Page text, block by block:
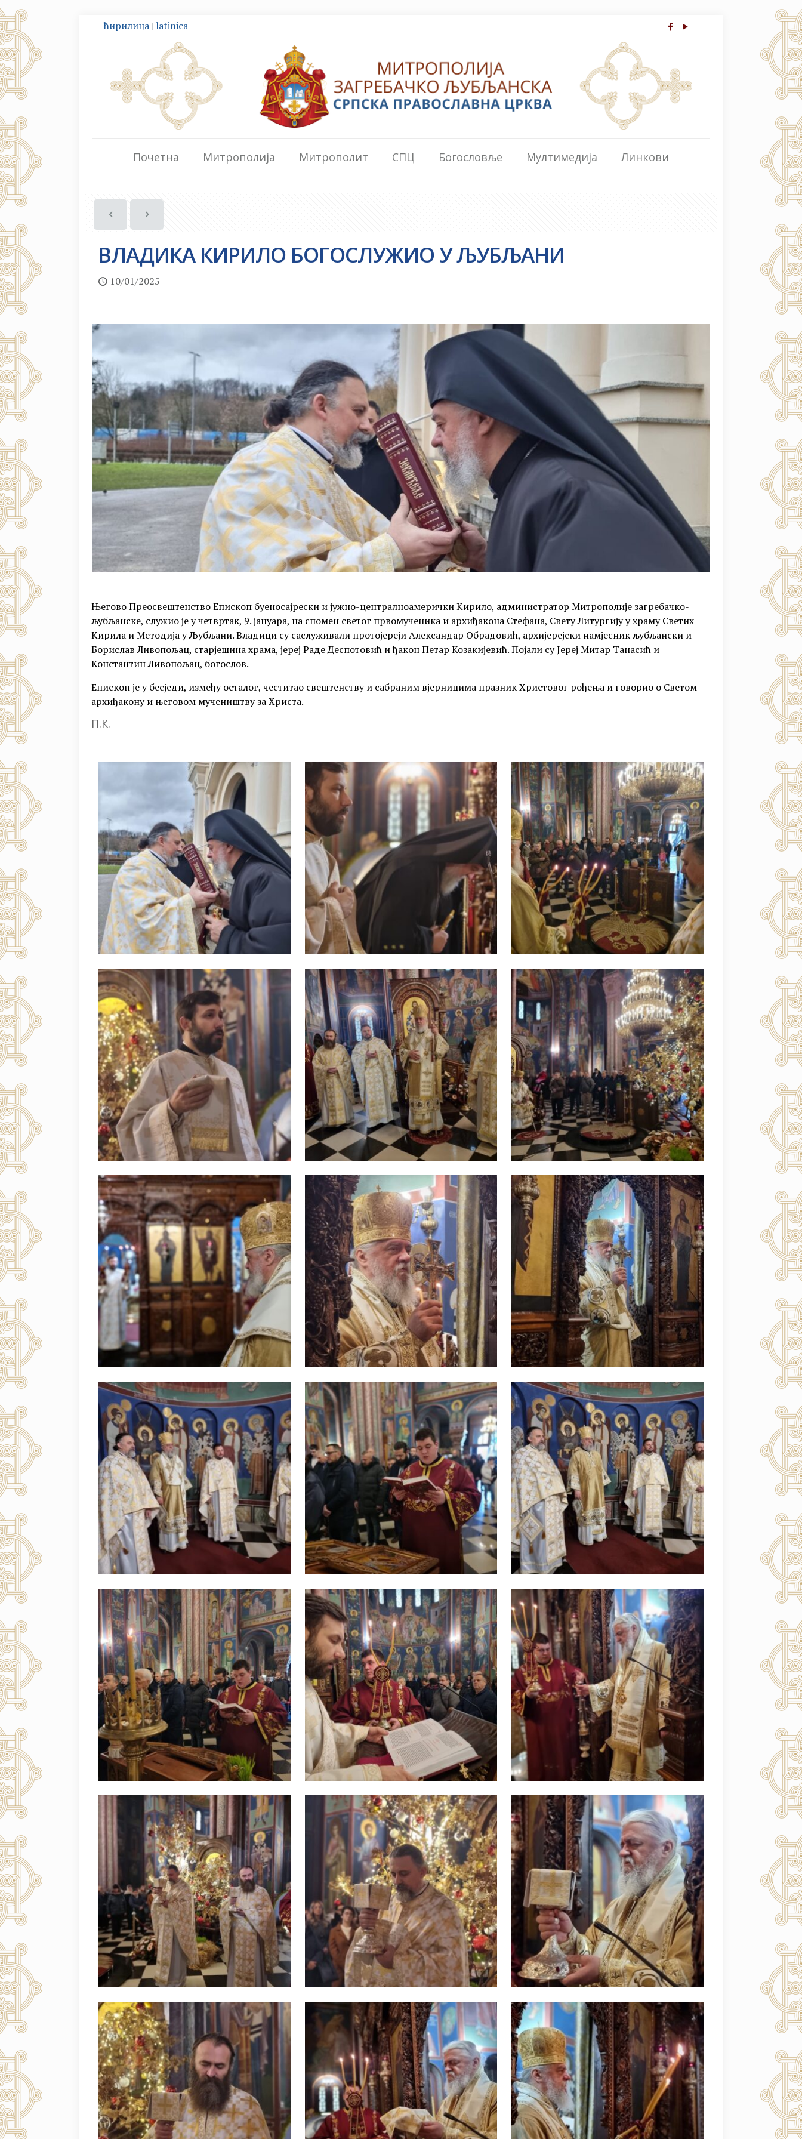
ћирилица | latinica
Почетна Митрополија Митрополит СПЦ Богословље Мултимедија Линкови
ВЛАДИКА КИРИЛО БОГОСЛУЖИО У ЉУБЉАНИ
10/01/2025
Његово Преосвештенство Епископ буеносајрески и јужно-централноамерички Кирило, администратор Митрополије загребачко-
љубљанске, служио је у четвртак, 9. јануара, на спомен светог првомученика и архиђакона Стефана, Свету Литургију у храму Светих
Кирила и Методија у Љубљани. Владици су саслуживали протојереји Александар Обрадовић, архијерејски намјесник љубљански и
Борислав Ливопољац, старјешина храма, јереј Раде Деспотовић и ђакон Петар Козакијевић. Појали су Јереј Митар Танасић и
Константин Ливопољац, богослов.
Епископ је у бесједи, између осталог, честитао свештенству и сабраним вјерницима празник Христовог рођења и говорио о Светом
архиђакону и његовом мучеништву за Христа.
П.К.